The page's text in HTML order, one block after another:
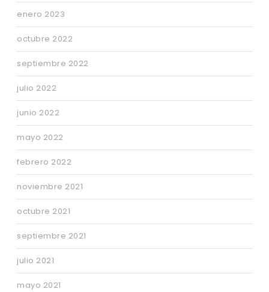
enero 2023
octubre 2022
septiembre 2022
julio 2022
junio 2022
mayo 2022
febrero 2022
noviembre 2021
octubre 2021
septiembre 2021
julio 2021
mayo 2021